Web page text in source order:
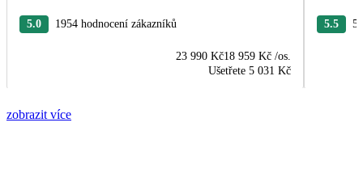
5.0 1954 hodnocení zákazníků
23 990 Kč18 959 Kč /os.
Ušetřete 5 031 Kč
5.5
zobrazit více